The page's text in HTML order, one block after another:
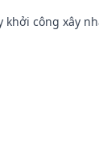
khởi công xây